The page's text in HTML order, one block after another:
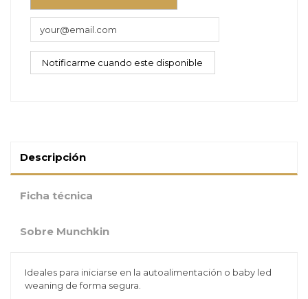
Descripción
Ficha técnica
Sobre Munchkin
Ideales para iniciarse en la autoalimentación o baby led
weaning de forma segura.